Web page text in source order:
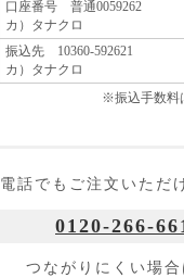
口座番号 普通0059262
カ）タナクロ
振込先 10360-592621
カ）タナクロ
※振込手数料
電話でもご注文いただ
0120-266-
つながりにくい場合